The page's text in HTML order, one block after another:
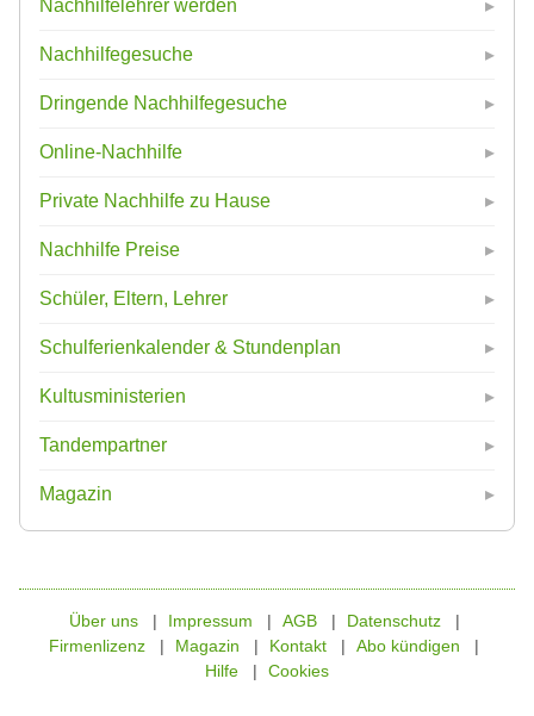
Nachhilfelehrer werden
Nachhilfegesuche
Dringende Nachhilfegesuche
Online-Nachhilfe
Private Nachhilfe zu Hause
Nachhilfe Preise
Schüler, Eltern, Lehrer
Schulferienkalender & Stundenplan
Kultusministerien
Tandempartner
Magazin
Über uns Impressum AGB
Datenschutz
Firmenlizenz
Magazin Kontakt
Abo kündigen
Hilfe
Cookies